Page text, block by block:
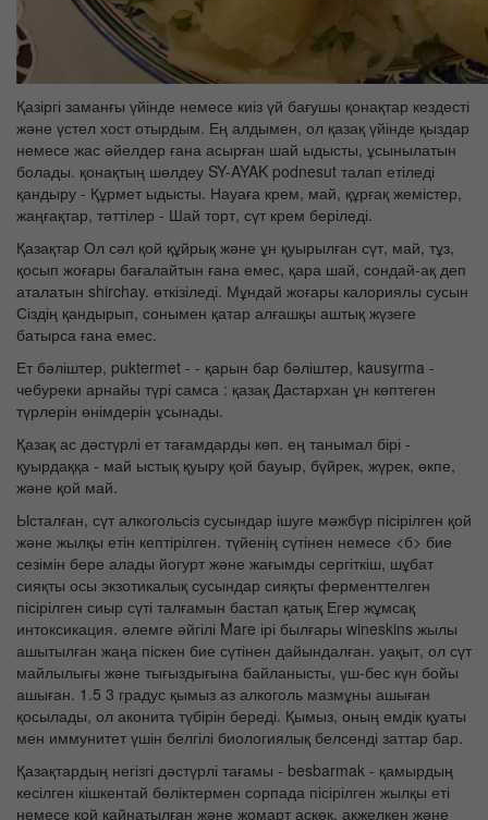
Қазіргі заманғы үйінде немесе киіз үй бағушы қонақтар кездесті
және үстел хост отырдым. Ең алдымен, ол қазақ үйінде қыздар
немесе жас әйелдер ғана асырған шай ыдысты, ұсынылатын
болады. қонақтың шөлдеу SY-AYAK podnesut талап етіледі
қандыру - Құрмет ыдысты. Науаға крем, май, құрғақ жемістер,
жаңғақтар, тәттілер - Шай торт, сүт крем беріледі.
Қазақтар Ол сәл қой құйрық және ұн қуырылған сүт, май, тұз,
қосып жоғары бағалайтын ғана емес, қара шай, сондай-ақ деп
аталатын shirchay. өткізіледі. Мұндай жоғары калориялы сусын
Сіздің қандырып, сонымен қатар алғашқы аштық жүзеге
батырса ғана емес.
Ет бәліштер, puktermet - - қарын бар бәліштер, kausyrma -
чебуреки арнайы түрі самса : қазақ Дастархан ұн көптеген
түрлерін өнімдерін ұсынады.
Қазақ ас дәстүрлі ет тағамдарды көп. ең танымал бірі -
қуырдаққа - май ыстық қуыру қой бауыр, бүйрек, жүрек, өкпе,
және қой май.
Ысталған, сүт алкогольсіз сусындар ішуге мәжбүр пісірілген қой
және жылқы етін кептірілген. түйенің сүтінен немесе <б> бие
сезімін бере алады йогурт және жағымды сергіткіш, шұбат
сияқты осы экзотикалық сусындар сияқты ферменттелген
пісірілген сиыр сүті талғамын бастап қатық Егер жұмсақ
интоксикация. әлемге әйгілі Mare ірі былғары wineskins жылы
ашытылған жаңа піскен бие сүтінен дайындалған. уақыт, ол сүт
майлылығы және тығыздығына байланысты, үш-бес күн бойы
ашыған. 1.5 3 градус қымыз аз алкоголь мазмұны ашыған
қосылады, ол аконита түбірін береді. Қымыз, оның емдік қуаты
мен иммунитет үшін белгілі биологиялық белсенді заттар бар.
Қазақтардың негізгі дәстүрлі тағамы - besbarmak - қамырдың
кесілген кішкентай бөліктермен сорпада пісірілген жылқы еті
немесе қой қайнатылған және жомарт аскөк, ақжелкен және